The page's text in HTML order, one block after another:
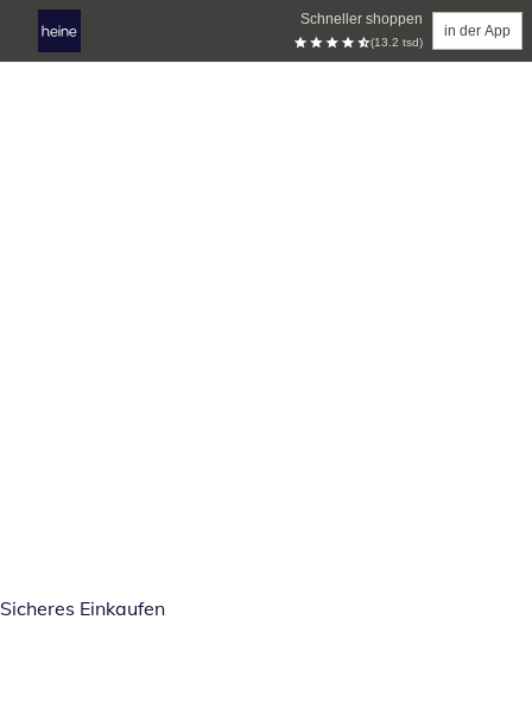
Schneller shoppen
(13.2 tsd)
in der App
Sicheres Einkaufen